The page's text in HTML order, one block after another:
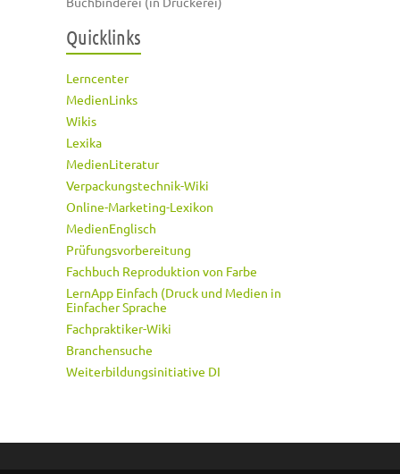
Quicklinks
Lerncenter
MedienLinks
Wikis
Lexika
MedienLiteratur
Verpackungstechnik-Wiki
Online-Marketing-Lexikon
MedienEnglisch
Prüfungsvorbereitung
Fachbuch Reproduktion von Farbe
LernApp Einfach (Druck und Medien in
Einfacher Sprache
Fachpraktiker-Wiki
Branchensuche
Weiterbildungsinitiative DI